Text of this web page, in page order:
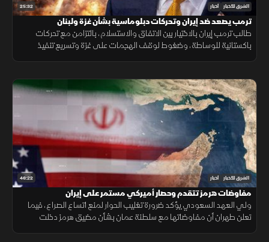
25:32 الشرق للأخبار أخبار
ترمب يصعد ضد إيران وتحركات دبلوماسية بشأن غزة ولبنان
طالب ترمب إيران بالاختيار بين الاتفاق والاستسلام، بالتزامن مع تحركات
باكستانية للوساطة، وضغوط لوقف الهجمات على غزة وتسريع تنفيذ
46:22 الشرق للأخبار أخبار
مفاوضات هرمز تتقدم وحصار أميركي مستمر على إيران
ولي العهد السعودي يؤكد ضرورة تغليب الحوار لمنع اتساع الصراع، فيما
تعلن طهران أن مفاوضاتها مع سلطنة عمان بشأن مضيق هرمز دخلت